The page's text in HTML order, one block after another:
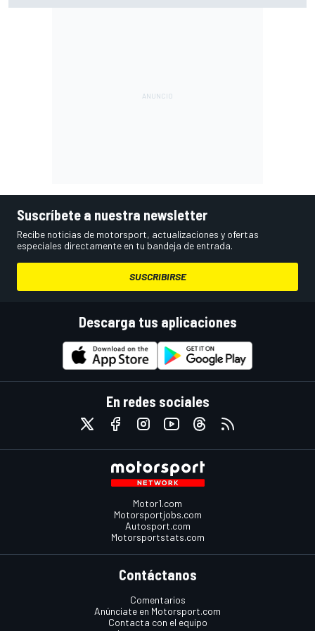
Suscríbete a nuestra newsletter
Recibe noticias de motorsport, actualizaciones y ofertas
especiales directamente en tu bandeja de entrada.
SUSCRIBIRSE
Descarga tus aplicaciones
En redes sociales
Motor1.com
Motorsportjobs.com
Autosport.com
Motorsportstats.com
Contáctanos
Comentarios
Anúnciate en Motorsport.com
Contacta con el equipo